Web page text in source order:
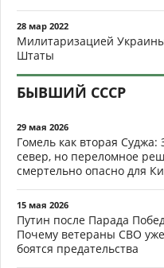
28 мар 2022
Милитаризацией
Штаты
БЫВШИЙ СССР
29 мая 2026
Гомель как вторая
север, но переломное
смертельно опасно для
15 мая 2026
Путин после Парада
Почему ветераны СВО
боятся предательства